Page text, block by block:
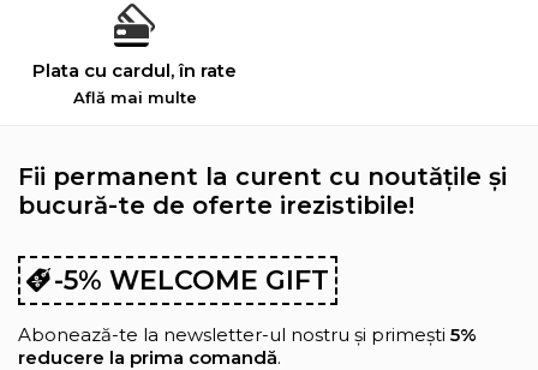
Plata cu cardul, în rate
Află mai multe
Fii permanent la curent cu noutățile și
bucură-te de oferte irezistibile!
-5% WELCOME GIFT
Abonează-te la newsletter-ul nostru și primești 5%
reducere la prima comandă.